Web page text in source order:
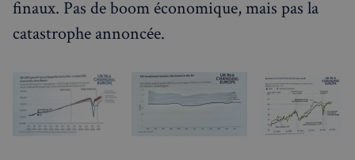
finaux. Pas de boom économique, mais pas la
catastrophe annoncée.